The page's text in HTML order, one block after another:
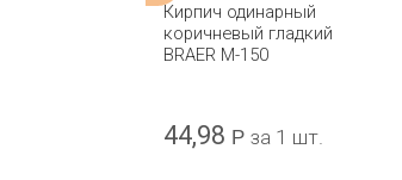
Кирпич одинарный
коричневый гладкий
BRAER М-150
44,98 Р за 1 шт.